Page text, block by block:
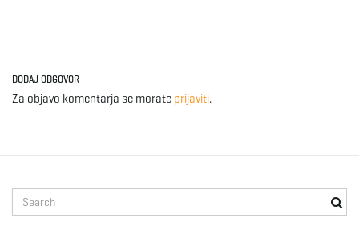
DODAJ ODGOVOR
Za objavo komentarja se morate prijaviti.
e